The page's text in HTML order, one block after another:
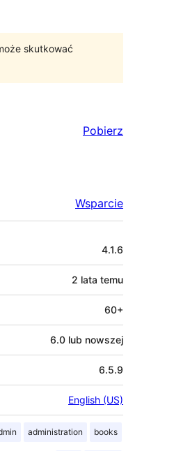
skutkować
Pobierz
Wsparcie
4.1.6
2 lata temu
60+
6.0 lub nowszej
6.5.9
English (US)
administration books